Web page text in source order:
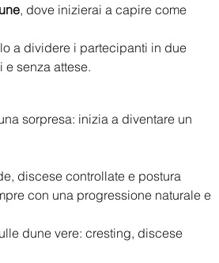
, dove inizierai a capire come
a dividere i partecipanti in due
senza attese.
sorpresa: inizia a diventare un
discese controllate e postura
con una progressione naturale e
dune vere: cresting, discese